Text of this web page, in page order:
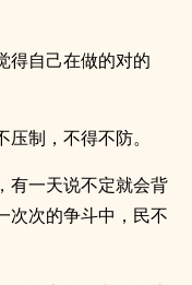
得自己在做的对的
制，不得不防。
有一天说不定就会背
次次的争斗中，民不